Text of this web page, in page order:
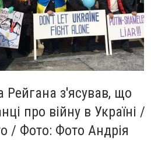
Рейгана з'ясував, що
про війну в Україні /
/ Фото: Фото Андрія